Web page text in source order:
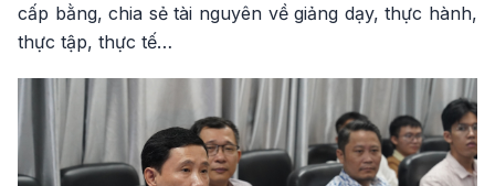
cấp bằng, chia sẻ tài nguyên về giảng dạy, thực hành,
thực tập, thực tế…